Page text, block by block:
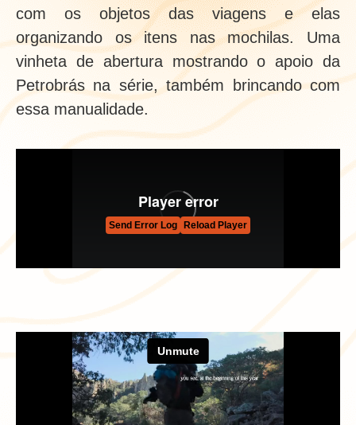
com os objetos das viagens e elas
organizando os itens nas mochilas. Uma
vinheta de abertura mostrando o apoio da
Petrobrás na série, também brincando com
essa manualidade.